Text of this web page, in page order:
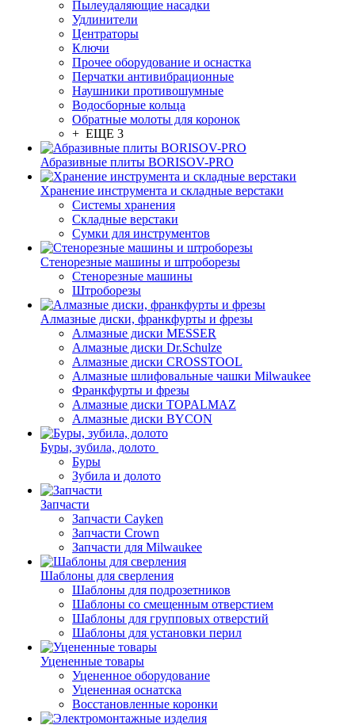
Пылеудаляющие насадки
Удлинители
Центраторы
Ключи
Прочее оборудование и оснастка
Перчатки антивибрационные
Наушники противошумные
Водосборные кольца
Обратные молоты для коронок
+ ЕЩЕ 3
Абразивные плиты BORISOV-PRO
Хранение инструмента и складные верстаки
Системы хранения
Складные верстаки
Сумки для инструментов
Стенорезные машины и штроборезы
Стенорезные машины
Штроборезы
Алмазные диски, франкфурты и фрезы
Алмазные диски MESSER
Алмазные диски Dr.Schulze
Алмазные диски CROSSTOOL
Алмазные шлифовальные чашки Milwaukee
Франкфурты и фрезы
Алмазные диски TOPALMAZ
Алмазные диски BYCON
Буры, зубила, долото
Буры
Зубила и долото
Запчасти
Запчасти Cayken
Запчасти Crown
Запчасти для Milwaukee
Шаблоны для сверления
Шаблоны для подрозетников
Шаблоны со смещенным отверстием
Шаблоны для групповых отверстий
Шаблоны для установки перил
Уцененные товары
Уцененное оборудование
Уцененная оснатска
Восстановленные коронки